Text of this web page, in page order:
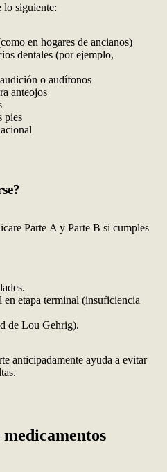
siguiente:
en hogares de ancianos)
dentales (por ejemplo,
o audífonos
anteojos
pies
Parte A y Parte B si cumples
en etapa terminal (insuficiencia
de Lou Gehrig).
anticipadamente ayuda a evitar
medicamentos